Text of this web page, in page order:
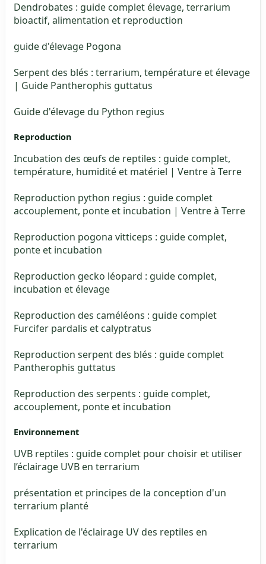
Dendrobates : guide complet élevage, terrarium
bioactif, alimentation et reproduction
guide d'élevage Pogona
Serpent des blés : terrarium, température et élevage
| Guide Pantherophis guttatus
Guide d'élevage du Python regius
Reproduction
Incubation des œufs de reptiles : guide complet,
température, humidité et matériel | Ventre à Terre
Reproduction python regius : guide complet
accouplement, ponte et incubation | Ventre à Terre
Reproduction pogona vitticeps : guide complet,
ponte et incubation
Reproduction gecko léopard : guide complet,
incubation et élevage
Reproduction des caméléons : guide complet
Furcifer pardalis et calyptratus
Reproduction serpent des blés : guide complet
Pantherophis guttatus
Reproduction des serpents : guide complet,
accouplement, ponte et incubation
Environnement
UVB reptiles : guide complet pour choisir et utiliser
l’éclairage UVB en terrarium
présentation et principes de la conception d'un
terrarium planté
Explication de l'éclairage UV des reptiles en
terrarium